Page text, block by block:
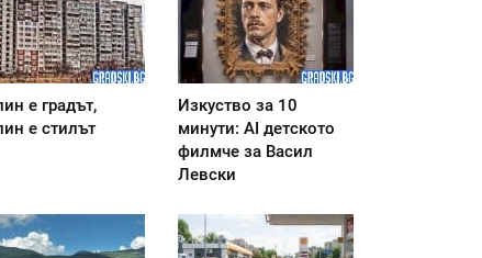
е градът,
е стилът
Изкуство за 10
минути: AI детското
филмче за Васил
Левски